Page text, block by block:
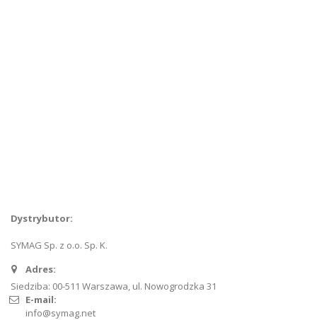
Dystrybutor:
SYMAG Sp. z o.o. Sp. K.
Adres:
Siedziba: 00-511 Warszawa, ul. Nowogrodzka 31
E-mail:
info@symag.net